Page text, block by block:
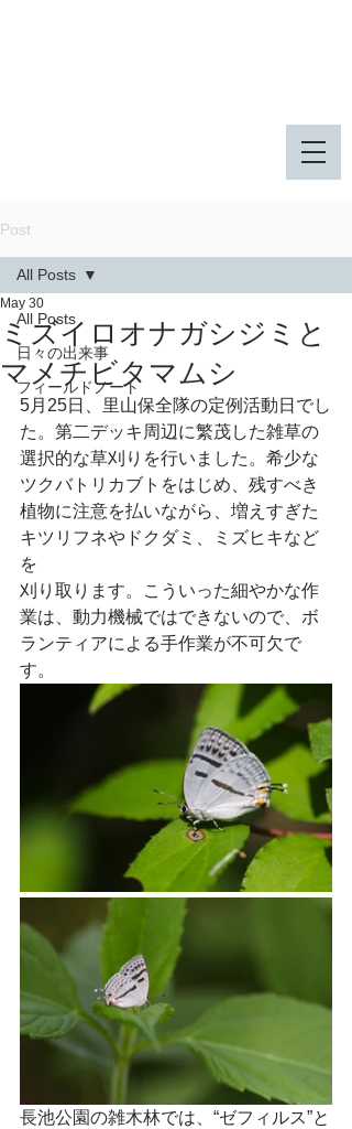
Post
All Posts
日々の出来事
フィールドノート
All Posts
ミズイロオナガシジミと
マメチビタマムシ
May 30
5月25日、里山保全隊の定例活動日でし
た。第二デッキ周辺に繁茂した雑草の
選択的な草刈りを行いました。希少な
ツクバトリカブトをはじめ、残すべき
植物に注意を払いながら、増えすぎた
キツリフネやドクダミ、ミズヒキなど
を
刈り取ります。こういった細やかな作
業は、動力機械ではできないので、ボ
ランティアによる手作業が不可欠で
す。
長池公園の雑木林では、“ゼフィルス”と